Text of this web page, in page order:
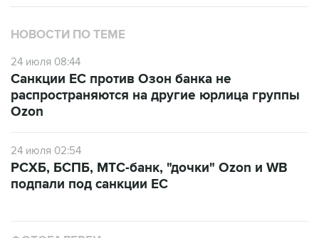
НОВОСТИ ПО ТЕМЕ
24 июля 08:44
Санкции ЕС против Озон банка не
распространяются на другие юрлица группы
Ozon
24 июля 02:54
РСХБ, БСПБ, МТС-банк, "дочки" Ozon и WB
подпали под санкции ЕС